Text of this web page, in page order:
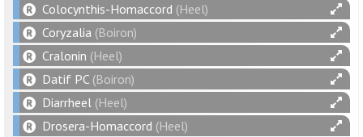
Colocynthis-Homaccord (Heel)
Coryzalia (Boiron)
Cralonin (Heel)
Datif PC (Boiron)
Diarrheel (Heel)
Drosera-Homaccord (Heel)